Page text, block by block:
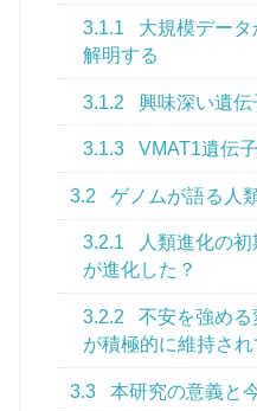
3.1.1
大規模デー
解明する
3.1.2 興味深い遺伝
3.1.3 VMAT1遺伝
3.2 ゲノムが語る人
3.2.1
人類進化の
が進化した？
3.2.2
不安を強め
が積極的に維持され
3.3 本研究の意義と